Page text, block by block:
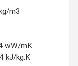
m3
wW/mK
kJ/kg.K